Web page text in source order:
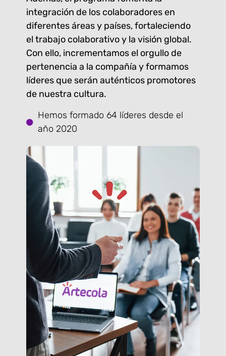
integración de los colaboradores en
diferentes áreas y países, fortaleciendo
el trabajo colaborativo y la visión global.
Con ello, incrementamos el orgullo de
pertenencia a la compañía y formamos
líderes que serán auténticos promotores
de nuestra cultura.
Hemos formado 64 líderes desde el
año 2020